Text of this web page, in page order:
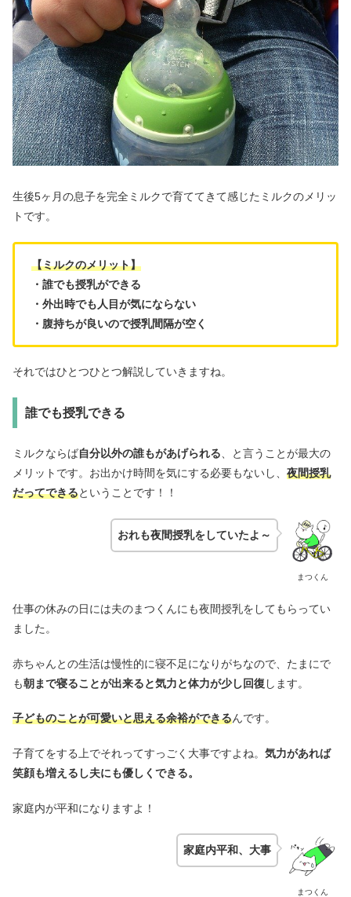
生後5ヶ月の息子を完全ミルクで育ててきて感じたミルクのメリッ
トです。
【ミルクのメリット】
・誰でも授乳ができる
・外出時でも人目が気にならない
・腹持ちが良いので授乳間隔が空く
それではひとつひとつ解説していきますね。
誰でも授乳できる
ミルクならば自分以外の誰もがあげられる、と言うことが最大の
メリットです。お出かけ時間を気にする必要もないし、 夜間授乳
だってできるということです！！
まつくん
おれも夜間授乳をしていたよ～
仕事の休みの日には夫のまつくんにも夜間授乳をしてもらってい
ました。
赤ちゃんとの生活は慢性的に寝不足になりがちなので、たまにで
も朝まで寝ることが出来ると気力と体力が少し回復 します。
子どものことが可愛いと思える余裕ができるんです。
子育てをする上でそれってすっごく大事ですよね。 気力があれば
笑顔も増えるし夫にも優しくできる。
家庭内が平和になりますよ！
まつくん
家庭内平和、大事